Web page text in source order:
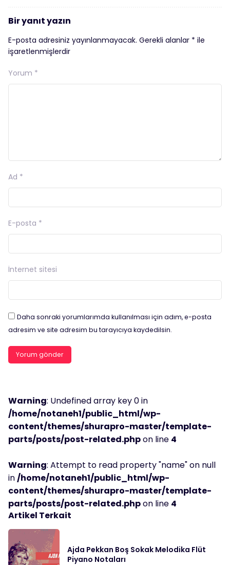
Bir yanıt yazın
E-posta adresiniz yayınlanmayacak. Gerekli alanlar * ile
işaretlenmişlerdir
Yorum *
Ad *
E-posta *
İnternet sitesi
Daha sonraki yorumlarımda kullanılması için adım, e-posta
adresim ve site adresim bu tarayıcıya kaydedilsin.
Warning: Undefined array key 0 in
/home/notaneh1/public_html/wp-
content/themes/shurapro-master/template-
parts/posts/post-related.phpon line 4
Warning: Attempt to read property "name" on null
in /home/notaneh1/public_html/wp-
content/themes/shurapro-master/template-
parts/posts/post-related.phpon line 4
Artikel Terkait
Ajda Pekkan Boş Sokak Melodika Flüt
Piyano Notaları